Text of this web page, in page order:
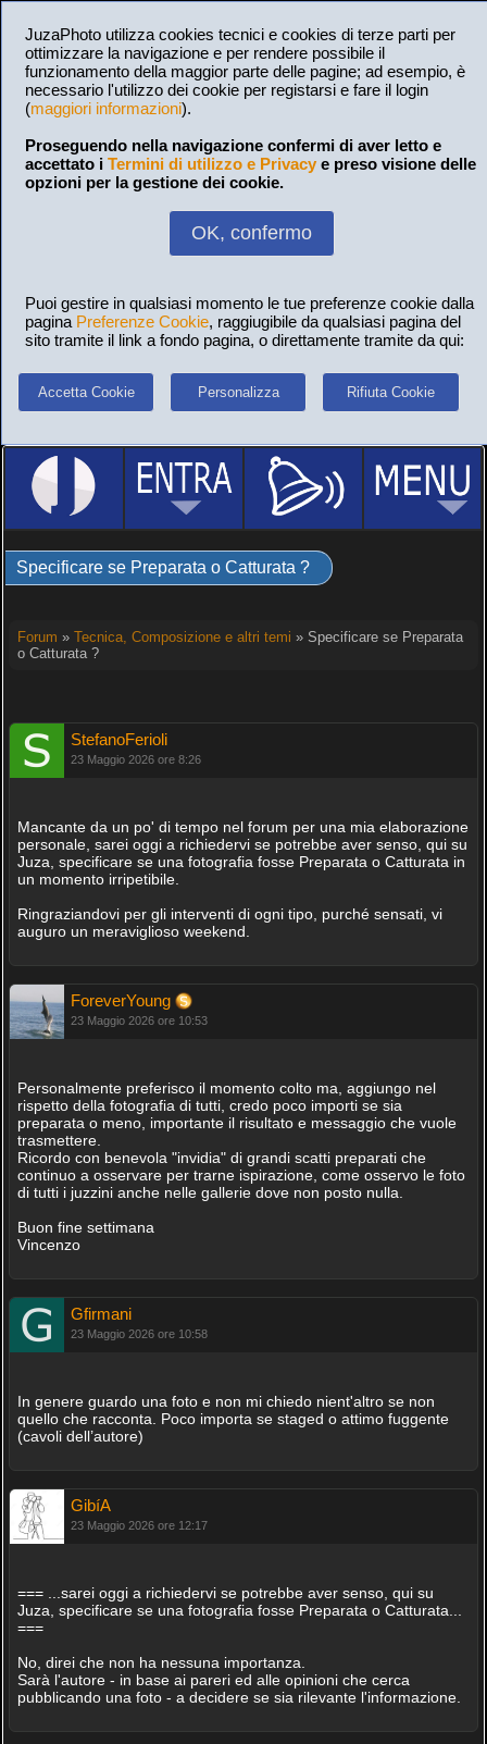
JuzaPhoto utilizza cookies tecnici e cookies di terze parti per
ottimizzare la navigazione e per rendere possibile il
funzionamento della maggior parte delle pagine; ad esempio, è
necessario l'utilizzo dei cookie per registarsi e fare il login
(maggiori informazioni).
Proseguendo nella navigazione confermi di aver letto e
accettato i Termini di utilizzo e Privacy e preso visione delle
opzioni per la gestione dei cookie.
OK, confermo
Puoi gestire in qualsiasi momento le tue preferenze cookie dalla
pagina Preferenze Cookie, raggiugibile da qualsiasi pagina del
sito tramite il link a fondo pagina, o direttamente tramite da qui:
Accetta Cookie Personalizza Rifiuta Cookie
Specificare se Preparata o Catturata ?
Forum » Tecnica, Composizione e altri temi » Specificare se Preparata
o Catturata ?
StefanoFerioli
23 Maggio 2026 ore 8:26
Mancante da un po' di tempo nel forum per una mia elaborazione
personale, sarei oggi a richiedervi se potrebbe aver senso, qui su
Juza, specificare se una fotografia fosse Preparata o Catturata in
un momento irripetibile.
Ringraziandovi per gli interventi di ogni tipo, purché sensati, vi
auguro un meraviglioso weekend.
ForeverYoung
23 Maggio 2026 ore 10:53
Personalmente preferisco il momento colto ma, aggiungo nel
rispetto della fotografia di tutti, credo poco importi se sia
preparata o meno, importante il risultato e messaggio che vuole
trasmettere.
Ricordo con benevola "invidia" di grandi scatti preparati che
continuo a osservare per trarne ispirazione, come osservo le foto
di tutti i juzzini anche nelle gallerie dove non posto nulla.
Buon fine settimana
Vincenzo
Gfirmani
23 Maggio 2026 ore 10:58
In genere guardo una foto e non mi chiedo nient'altro se non
quello che racconta. Poco importa se staged o attimo fuggente
(cavoli dell’autore)
GibíA
23 Maggio 2026 ore 12:17
=== ...sarei oggi a richiedervi se potrebbe aver senso, qui su
Juza, specificare se una fotografia fosse Preparata o Catturata...
===
No, direi che non ha nessuna importanza.
Sarà l'autore - in base ai pareri ed alle opinioni che cerca
pubblicando una foto - a decidere se sia rilevante l'informazione.